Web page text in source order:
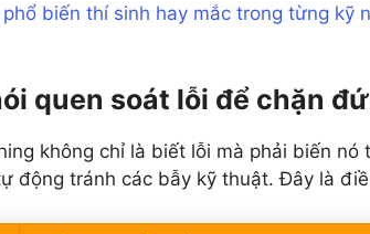
biến thí sinh hay mắc trong từng kỹ
quen soát lỗi để chặn
không chỉ là biết lỗi mà phải biến
động tránh các bẫy kỹ thuật. Đây là